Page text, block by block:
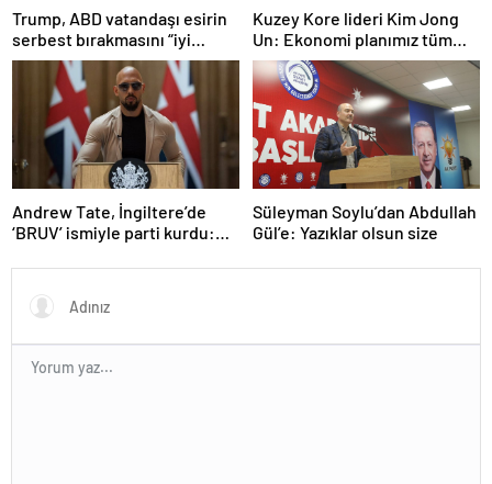
Trump, ABD vatandaşı esirin
serbest bırakmasını “iyi
niyetle atılmış bir adım”
olarak değerlendirdi
Kuzey Kore lideri Kim Jong
Un: Ekonomi planımız tüm
sektörlerde başarısız oldu
Andrew Tate, İngiltere’de
‘BRUV’ ismiyle parti kurdu:
propagandasını
yasaklayacağız’
Süleyman Soylu’dan Abdullah
Gül’e: Yazıklar olsun size